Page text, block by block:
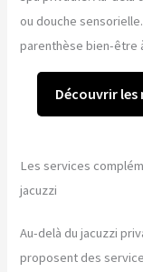
ou douche
parenthèse bien-être
Découvrir
Les services
jacuzzi
Au-delà du jacuzzi
proposent des